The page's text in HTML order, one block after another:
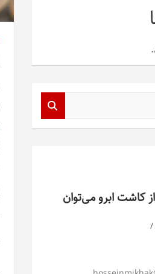
کاشت ابرو می‌توان